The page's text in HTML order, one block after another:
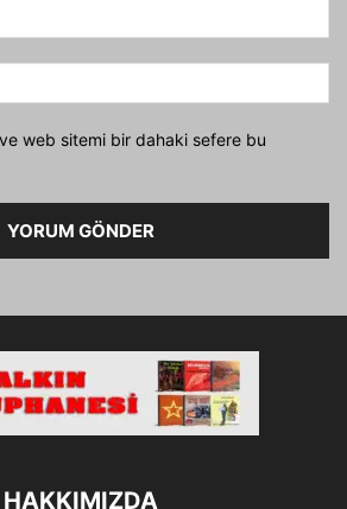
web sitemi bir dahaki sefere bu
HAKKIMIZDA